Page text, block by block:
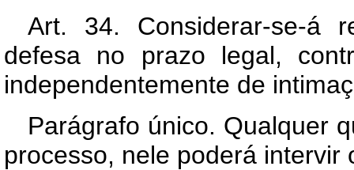
Art. 34. Considerar-se-á
defesa no prazo legal,
independentemente de
Parágrafo único. Qualquer
processo, nele poderá intervir